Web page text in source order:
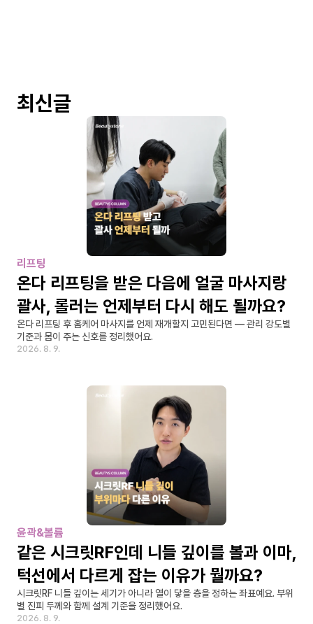
최신글
리프팅
온다 리프팅을 받은 다음에 얼굴 마사지랑
괄사, 롤러는 언제부터 다시 해도 될까요?
온다 리프팅 후 홈케어 마사지를 언제 재개할지 고민된다면 — 관리 강도별
기준과 몸이 주는 신호를 정리했어요.
2026. 8. 9.
윤곽&볼륨
같은 시크릿RF인데 니들 깊이를 볼과 이마,
턱선에서 다르게 잡는 이유가 뭘까요?
시크릿RF 니들 깊이는 세기가 아니라 열이 닿을 층을 정하는 좌표예요. 부위
별 진피 두께와 함께 설계 기준을 정리했어요.
2026. 8. 9.